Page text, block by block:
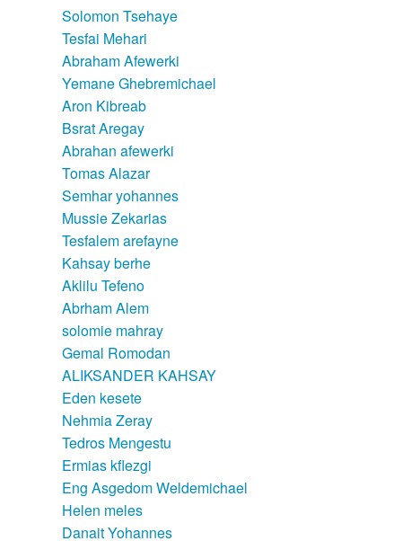
Solomon Tsehaye
Tesfai Mehari
Abraham Afewerki
Yemane Ghebremichael
Aron Kibreab
Bsrat Aregay
Abrahan afewerki
Tomas Alazar
Semhar yohannes
Mussie Zekarias
Tesfalem arefayne
Kahsay berhe
Aklilu Tefeno
Abrham Alem
solomie mahray
Gemal Romodan
ALIKSANDER KAHSAY
Eden kesete
Nehmia Zeray
Tedros Mengestu
Ermias kflezgi
Eng Asgedom Weldemichael
Helen meles
Danait Yohannes